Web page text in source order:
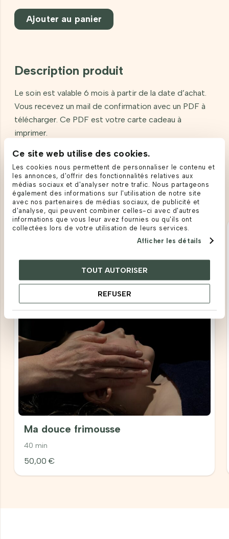
Ce site web utilise des cookies.
Les cookies nous permettent de personnaliser le contenu et
les annonces, d'offrir des fonctionnalités relatives aux
médias sociaux et d'analyser notre trafic. Nous partageons
également des informations sur l'utilisation de notre site
avec nos partenaires de médias sociaux, de publicité et
d'analyse, qui peuvent combiner celles-ci avec d'autres
informations que vous leur avez fournies ou qu'ils ont
collectées lors de votre utilisation de leurs services.
Afficher les détails
TOUT AUTORISER
REFUSER
visage
ou
corps
Ajouter au panier
Description produit
Le soin est valable 6 mois à partir de la date d’achat.
Vous recevez un mail de confirmation avec un PDF à
télécharger. Ce PDF est votre carte cadeau à
imprimer.
Produits apparentés
Ma douce frimousse
40 min
50,00€